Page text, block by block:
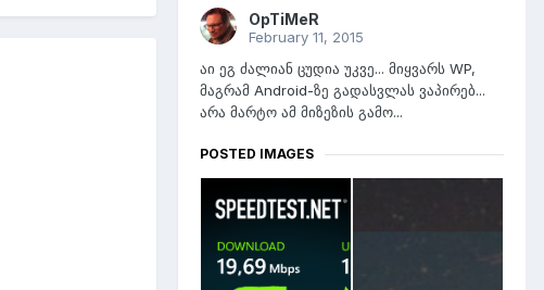
OpTiMeR
February 11, 2015
აი ეგ ძალიან ცუდია უკვე... მიყვარს WP,
მაგრამ Android-ზე გადასვლას ვაპირებ...
არა მარტო ამ მიზეზის გამო...
POSTED IMAGES